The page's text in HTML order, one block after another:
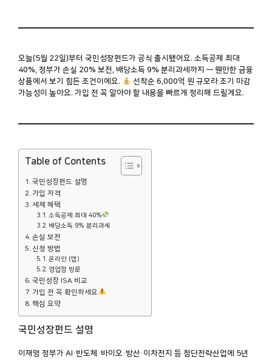
오늘(5월 22일)부터 국민성장펀드가 공식 출시됐어요. 소득공제 최대
40%, 정부가 손실 20% 보전, 배당소득 9% 분리과세까지 — 웬만한 금융
상품에서 보기 힘든 조건이에요.
선착순 6,000억 원 규모라 조기 마감
가능성이 높아요. 가입 전 꼭 알아야 할 내용을 빠르게 정리해 드릴게요.
Table of Contents
국민성장펀드 설명
가입 자격
세제 혜택
소득공제 최대 40%
배당소득 9% 분리과세
손실 보전
신청 방법
온라인 (앱)
영업점 방문
국민성장 ISA 비교
가입 전 꼭 확인하세요
핵심 요약
국민성장펀드 설명
이재명 정부가 AI·반도체·바이오·방산·이차전지 등 첨단전략산업에 5년